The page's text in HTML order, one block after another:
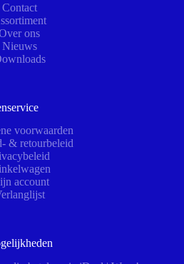
Contact
ons
Nieuws
voorwaarden
& retourbeleid
account